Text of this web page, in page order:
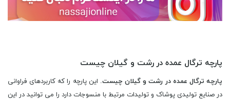
پارچه ترگال عمده در رشت و گیلان چیست
پارچه ترگال عمده در رشت و گیلان چیست. این پارچه را که کاربردهای فراوانی
در صنایع تولیدی پوشاک و تولیدات مرتبط با منسوجات دارد را می توانید در این